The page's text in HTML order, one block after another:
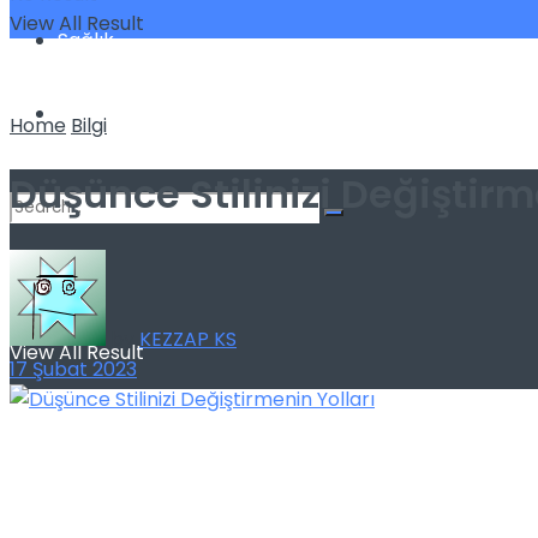
Sağlık
Spor
No Result
View All Result
View All Result
Home Bilgi
Düşünce Stilinizi
byKEZZAP KS
17 Şubat 2023